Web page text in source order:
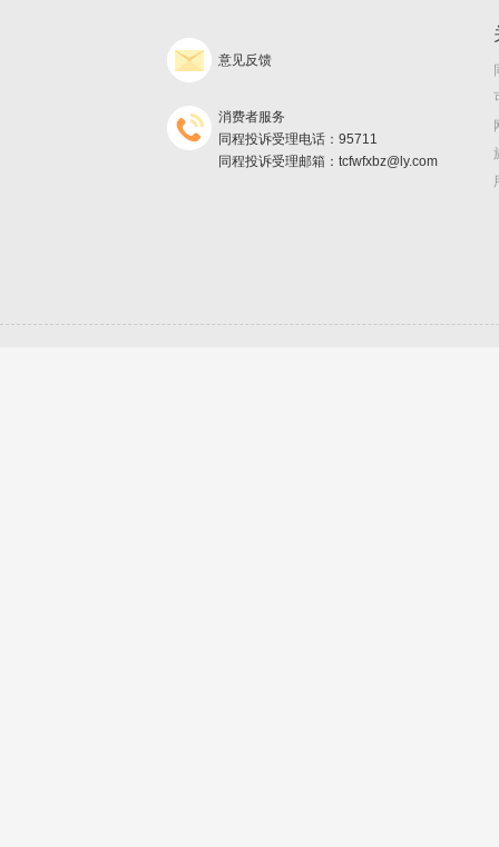
意见反馈
消费者服务
同程投诉受理电话：95711
同程投诉受理邮箱：tcfwfxbz@ly.com